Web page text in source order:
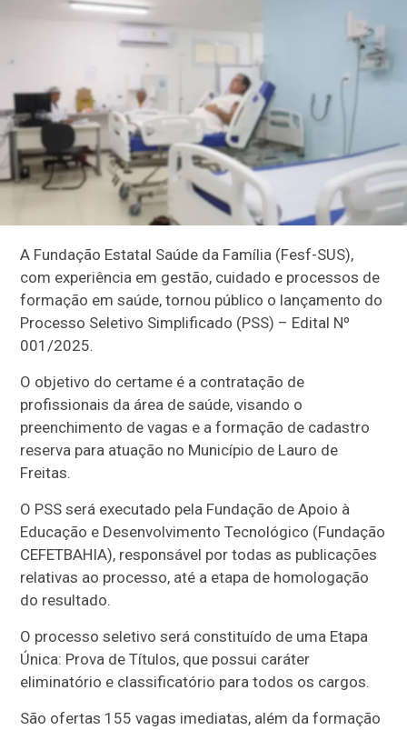
A Fundação Estatal Saúde da Família (Fesf-SUS),
com experiência em gestão, cuidado e processos de
formação em saúde, tornou público o lançamento do
Processo Seletivo Simplificado (PSS) – Edital Nº
001/2025.
O objetivo do certame é a contratação de
profissionais da área de saúde, visando o
preenchimento de vagas e a formação de cadastro
reserva para atuação no Município de Lauro de
Freitas.
O PSS será executado pela Fundação de Apoio à
Educação e Desenvolvimento Tecnológico (Fundação
CEFETBAHIA), responsável por todas as publicações
relativas ao processo, até a etapa de homologação
do resultado.
O processo seletivo será constituído de uma Etapa
Única: Prova de Títulos, que possui caráter
eliminatório e classificatório para todos os cargos.
São ofertas 155 vagas imediatas, além da formação